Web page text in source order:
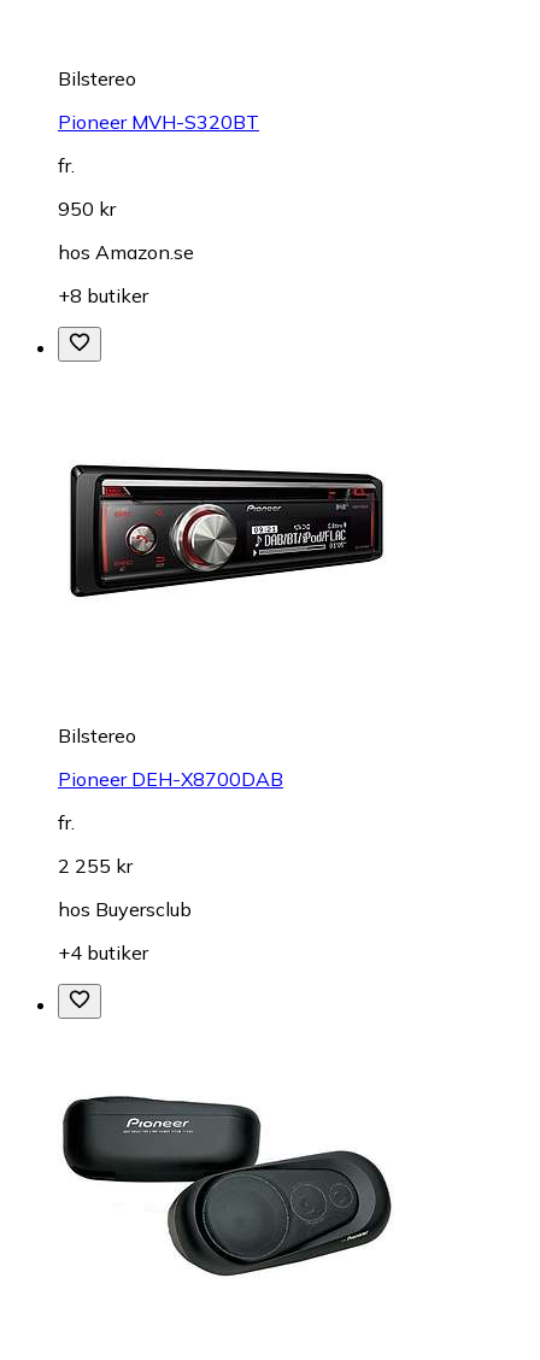
Bilstereo
Pioneer MVH-S320BT
fr.
950 kr
hos Amazon.se
+8 butiker
Bilstereo
Pioneer DEH-X8700DAB
fr.
2 255 kr
hos Buyersclub
+4 butiker